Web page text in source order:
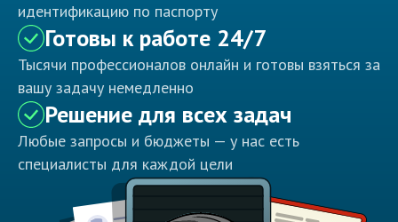
идентификацию по паспорту
Готовы к работе 24/7
Тысячи профессионалов онлайн и готовы взяться за
вашу задачу немедленно
Решение для всех задач
Любые запросы и бюджеты — у нас есть
специалисты для каждой цели